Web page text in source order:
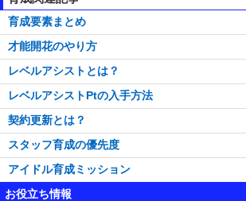
育成要素まとめ
才能開花のやり方
レベルアシストとは？
レベルアシストPtの入手方法
契約更新とは？
スタッフ育成の優先度
アイドル育成ミッション
お役立ち情報